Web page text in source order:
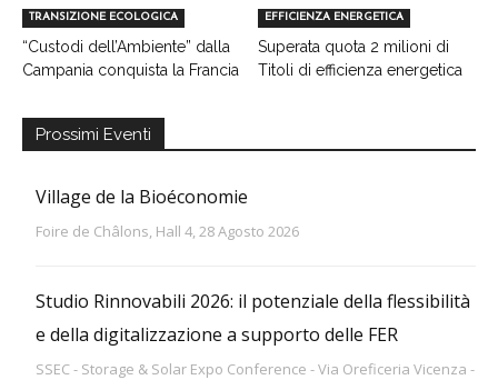
TRANSIZIONE ECOLOGICA
“Custodi dell’Ambiente” dalla
Campania conquista la Francia
EFFICIENZA ENERGETICA
Superata quota 2 milioni di
Titoli di efficienza energetica
Prossimi Eventi
Village de la Bioéconomie
Foire de Châlons, Hall 4, 28 Agosto 2026
Studio Rinnovabili 2026: il potenziale della flessibilità
e della digitalizzazione a supporto delle FER
SSEC - Storage & Solar Expo Conference - Via Oreficeria Vicenza -